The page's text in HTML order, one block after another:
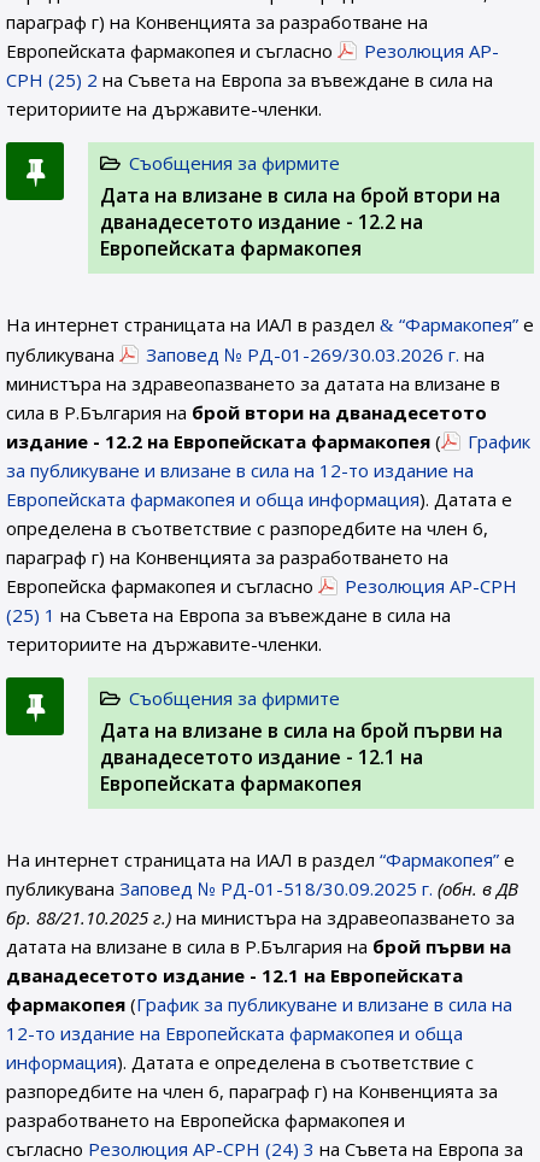
параграф г) на Конвенцията за разработване на
Европейската фармакопея и съгласно
Резолюция AP-
CPH (25) 2 на Съвета на Европа за въвеждане в сила на
териториите на държавите-членки.
Съобщения за фирмите
Дата на влизане в сила на брой втори на
дванадесетото издание - 12.2 на
Европейската фармакопея
На интернет страницата на ИАЛ в раздел “Фармакопея” е
публикувана
Заповед № РД-01-269/30.03.2026 г. на
министъра на здравеопазването за датата на влизане в
сила в Р.България на брой втори на дванадесетото
издание - 12.2 на Европейската фармакопея (
График
за публикуване и влизане в сила на 12-то издание на
Европейската фармакопея и обща информация). Датата е
определена в съответствие с разпоредбите на член 6,
параграф г) на Конвенцията за разработването на
Европейска фармакопея и съгласно
Резолюция AP-CPH
(25) 1 на Съвета на Европа за въвеждане в сила на
териториите на държавите-членки.
Съобщения за фирмите
Дата на влизане в сила на брой първи на
дванадесетото издание - 12.1 на
Европейската фармакопея
На интернет страницата на ИАЛ в раздел “Фармакопея” е
публикувана Заповед № РД-01-518/30.09.2025 г. (обн. в ДВ
бр. 88/21.10.2025 г.) на министъра на здравеопазването за
датата на влизане в сила в Р.България на брой първи на
дванадесетото издание - 12.1 на Европейската
фармакопея (График за публикуване и влизане в сила на
12-то издание на Европейската фармакопея и обща
информация). Датата е определена в съответствие с
разпоредбите на член 6, параграф г) на Конвенцията за
разработването на Европейска фармакопея и
съгласно Резолюция AP-CPH (24) 3 на Съвета на Европа за